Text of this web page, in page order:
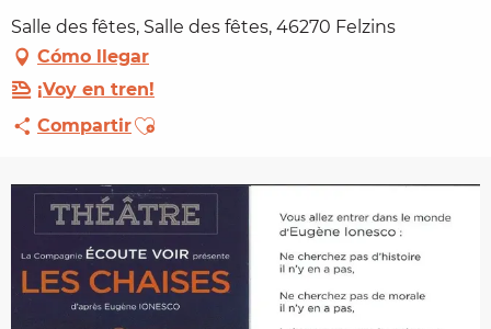
Salle des fêtes, Salle des fêtes, 46270 Felzins
Cómo llegar
¡Voy en tren!
CompartirAjouter aux favoris